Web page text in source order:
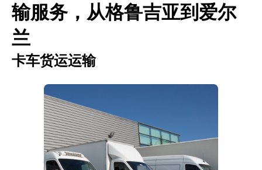
输服务，从格鲁吉亚到爱尔
兰
卡车货运运输